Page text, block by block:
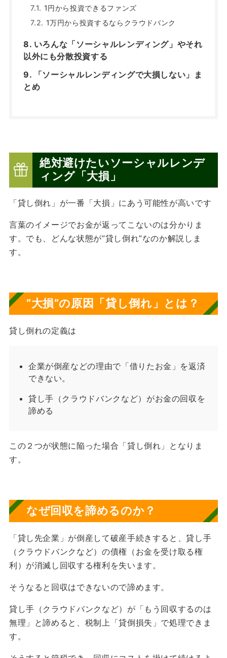
1円から投資できるファンズ
1万円から投資するならクラウドバンク
いろんな「ソーシャルレンディング」やそれ
以外にも分散投資する
「ソーシャルレンディングで大損しない」ま
とめ
絶対避けたいソーシャルレンデ
ィング「大損 」
「貸し倒れ」が一番「大損」にあう可能性が高いです
言葉のイメージでお金が返ってこないのは分かりま
す。でも、どんな状態が”貸し倒れ”なのか解説しま
す。
”大損”の原因「貸し倒れ」とは？
貸し倒れの定義は
企業が倒産などの理由で「借りたお金」を返済
できない。
貸し手（クラウドバンクなど）がお金の回収を
諦める
この２つが状態に陥った場合「貸し倒れ」となりま
す。
なぜ回収を諦めるのか？
「貸し先企業」が倒産して破産手続きすると、貸し手
（クラウドバンクなど）の債権（お金を受け取る権
利）が消滅し回収する権利を失います。
そうなると回収はできないので諦めます。
貸し手（クラウドバンクなど）が「もう回収するのは
無理」と諦めると、税制上「貸倒損失」で処理できま
す。